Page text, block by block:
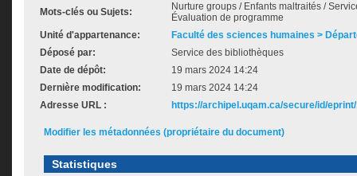
Mots-clés ou Sujets:
Nurture groups / Enfants maltraités /
Évaluation de programme
Unité d'appartenance:
Faculté des sciences humaines >
Déposé par:
Service des bibliothèques
Date de dépôt:
19 mars 2024 14:24
Dernière modification:
19 mars 2024 14:24
Adresse URL :
https://archipel.uqam.ca/secure/id/
Modifier les métadonnées (propriétaire du document)
Statistiques